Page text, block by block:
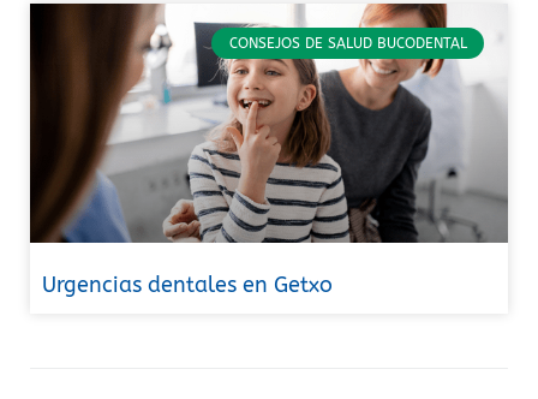
CONSEJOS DE SALUD BUCODENTAL
Urgencias dentales en Getxo